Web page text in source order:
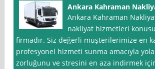
Ankara Kahraman
Ankara Kahraman
nakliyat hizmetleri
firmadır. Siz değerli müşterilerimize en
profesyonel hizmeti sunma amacıyla yola
zorluğunu ve stresini en aza indirmek